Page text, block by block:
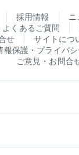
採用情報
くあるご質問
せ
サイトにつ
報保護・プライバ
ご意見・お問合
購入